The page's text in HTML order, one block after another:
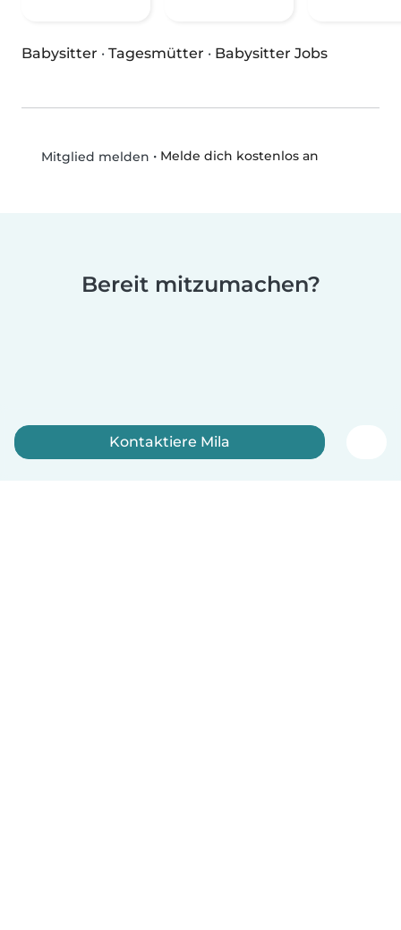
Babysitter · Tagesmütter · Babysitter Jobs
Mitglied melden • Melde dich kostenlos an
Bereit mitzumachen?
Kontaktiere Mila